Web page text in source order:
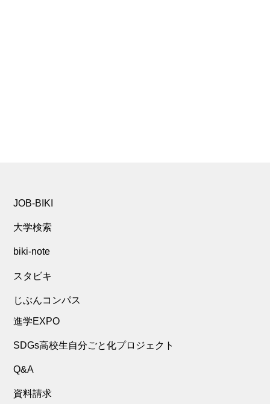
JOB-BIKI
大学検索
biki-note
スタビキ
じぶんコンパス
進学EXPO
SDGs高校生自分ごと化プロジェクト
Q&A
資料請求